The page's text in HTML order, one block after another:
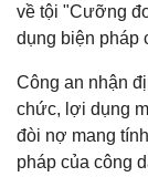
về tội "Cưỡng
dụng biện pháp
Công an nhận
chức, lợi dụng
đòi nợ mang
pháp của công